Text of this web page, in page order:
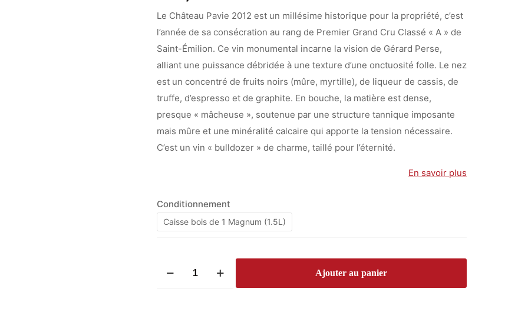
Le Château Pavie 2012 est un millésime historique pour la propriété, c’est
l’année de sa consécration au rang de Premier Grand Cru Classé « A » de
Saint-Émilion. Ce vin monumental incarne la vision de Gérard Perse,
alliant une puissance débridée à une texture d’une onctuosité folle. Le nez
est un concentré de fruits noirs (mûre, myrtille), de liqueur de cassis, de
truffe, d’espresso et de graphite. En bouche, la matière est dense,
presque « mâcheuse », soutenue par une structure tannique imposante
mais mûre et une minéralité calcaire qui apporte la tension nécessaire.
C’est un vin « bulldozer » de charme, taillé pour l’éternité.
En savoir plus
Conditionnement
Caisse bois de 1 Magnum (1.5L)
Ajouter au panier